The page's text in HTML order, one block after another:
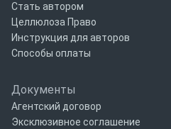
Стать автором
Целлюлоза Право
Инструкция для авторов
Способы оплаты
Документы
Агентский договор
Эксклюзивное соглашение